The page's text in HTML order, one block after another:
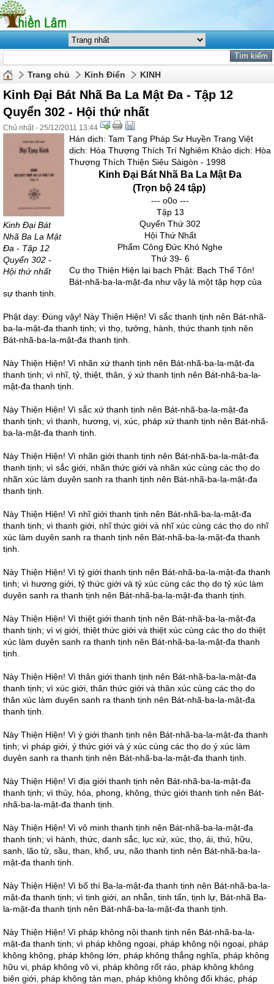
Trang chủ Kinh Điển KINH
Kinh Đại Bát Nhã Ba La Mật Đa - Tập 12
Quyển 302 - Hội thứ nhất
Chủ nhật - 25/12/2011 13:44
Kinh Đại Bát
Nhã Ba La Mật
Đa - Tập 12
Quyển 302 -
Hội thứ nhất
Hán dịch: Tam Tạng Pháp Sư Huyền Trang Việt
dịch: Hòa Thượng Thích Trí Nghiêm Khảo dịch: Hòa
Thượng Thích Thiện Siêu Sàigòn - 1998
Kinh Đại Bát Nhã Ba La Mật Đa
(Trọn bộ 24 tập)
--- o0o ---
Tập 13
Quyển Thứ 302
Hội Thứ Nhất
Phẩm Công Đức Khó Nghe
Thứ 39- 6
Cụ thọ Thiện Hiện lại bạch Phật: Bạch Thế Tôn!
Bát-nhã-ba-la-mật-đa như vậy là một tập hợp của
sự thanh tịnh.
Phật dạy: Đúng vậy! Này Thiện Hiện! Vì sắc thanh tịnh nên Bát-nhã-
ba-la-mật-đa thanh tịnh; vì thọ, tưởng, hành, thức thanh tịnh nên
Bát-nhã-ba-la-mật-đa thanh tịnh.
Này Thiện Hiện! Vì nhãn xứ thanh tịnh nên Bát-nhã-ba-la-mật-đa
thanh tịnh; vì nhĩ, tỷ, thiệt, thân, ý xứ thanh tịnh nên Bát-nhã-ba-la-
mật-đa thanh tịnh.
Này Thiện Hiện! Vì sắc xứ thanh tịnh nên Bát-nhã-ba-la-mật-đa
thanh tịnh; vì thanh, hương, vị, xúc, pháp xứ thanh tịnh nên Bát-nhã-
ba-la-mật-đa thanh tịnh.
Này Thiện Hiện! Vì nhãn giới thanh tịnh nên Bát-nhã-ba-la-mật-đa
thanh tịnh; vì sắc giới, nhãn thức giới và nhãn xúc cùng các thọ do
nhãn xúc làm duyên sanh ra thanh tịnh nên Bát-nhã-ba-la-mật-đa
thanh tịnh.
Này Thiện Hiện! Vì nhĩ giới thanh tịnh nên Bát-nhã-ba-la-mật-đa
thanh tịnh; vì thanh giới, nhĩ thức giới và nhĩ xúc cùng các thọ do nhĩ
xúc làm duyên sanh ra thanh tịnh nên Bát-nhã-ba-la-mật-đa thanh
tịnh.
Này Thiện Hiện! Vì tỷ giới thanh tịnh nên Bát-nhã-ba-la-mật-đa thanh
tịnh; vì hương giới, tỷ thức giới và tỷ xúc cùng các thọ do tỷ xúc làm
duyên sanh ra thanh tịnh nên Bát-nhã-ba-la-mật-đa thanh tịnh.
Này Thiện Hiện! Vì thiệt giới thanh tịnh nên Bát-nhã-ba-la-mật-đa
thanh tịnh; vì vị giới, thiệt thức giới và thiệt xúc cùng các thọ do thiệt
xúc làm duyên sanh ra thanh tịnh nên Bát-nhã-ba-la-mật-đa thanh
tịnh.
Này Thiện Hiện! Vì thân giới thanh tịnh nên Bát-nhã-ba-la-mật-đa
thanh tịnh; vì xúc giới, thân thức giới và thân xúc cùng các thọ do
thân xúc làm duyên sanh ra thanh tịnh nên Bát-nhã-ba-la-mật-đa
thanh tịnh.
Này Thiện Hiện! Vì ý giới thanh tịnh nên Bát-nhã-ba-la-mật-đa thanh
tịnh; vì pháp giới, ý thức giới và ý xúc cùng các thọ do ý xúc làm
duyên sanh ra thanh tịnh nên Bát-nhã-ba-la-mật-đa thanh tịnh.
Này Thiện Hiện! Vì địa giới thanh tịnh nên Bát-nhã-ba-la-mật-đa
thanh tịnh; vì thủy, hỏa, phong, không, thức giới thanh tịnh nên Bát-
nhã-ba-la-mật-đa thanh tịnh.
Này Thiện Hiện! Vì vô minh thanh tịnh nên Bát-nhã-ba-la-mật-đa
thanh tịnh; vì hành, thức, danh sắc, lục xứ, xúc, thọ, ái, thủ, hữu,
sanh, lão tử, sầu, than, khổ, ưu, não thanh tịnh nên Bát-nhã-ba-la-
mật-đa thanh tịnh.
Này Thiện Hiện! Vì bố thí Ba-la-mật-đa thanh tịnh nên Bát-nhã-ba-la-
mật-đa thanh tịnh; vì tịnh giới, an nhẫn, tinh tấn, tịnh lự, Bát-nhã Ba-
la-mật-đa thanh tịnh nên Bát-nhã-ba-la-mật-đa thanh tịnh.
Này Thiện Hiện! Vì pháp không nội thanh tịnh nên Bát-nhã-ba-la-
mật-đa thanh tịnh; vì pháp không ngoại, pháp không nội ngoại, pháp
không không, pháp không lớn, pháp không thắng nghĩa, pháp không
hữu vi, pháp không vô vi, pháp không rốt ráo, pháp không không
biên giới, pháp không tản mạn, pháp không không đổi khác, pháp